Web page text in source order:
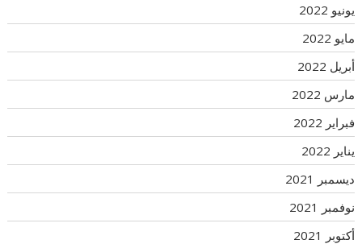
يونيو 2022
مايو 2022
أبريل 2022
مارس 2022
فبراير 2022
يناير 2022
ديسمبر 2021
نوفمبر 2021
أكتوبر 2021